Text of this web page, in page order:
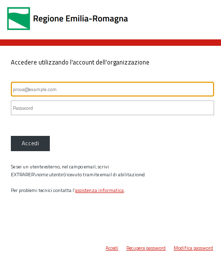
Accedere utilizzando l'account dell'organizzazione
Accedi
Se sei un utente esterno, nel campo email, scrivi
EXTRARER\nome utente(ricevuto tramite email di abilitazione)
Per problemi tecnici contatta l’assistenza informatica.
Accedi Recupera password Modifica password